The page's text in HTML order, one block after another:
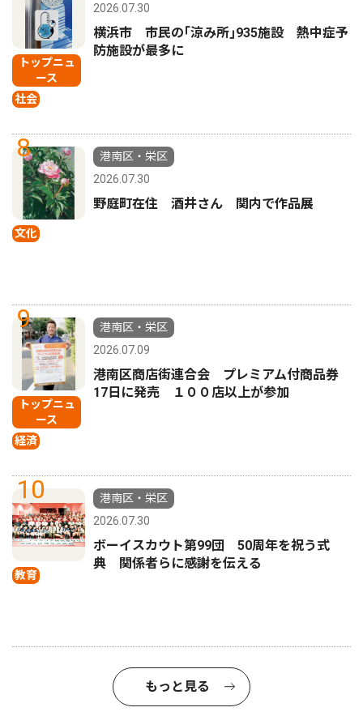
トップニュ
ース
社会
2026.07.30
横浜市 市民の｢涼み所｣935施設 熱中症予
防施設が最多に
8
文化
港南区・栄区
2026.07.30
野庭町在住 酒井さん 関内で作品展
9
トップニュ
ース
経済
港南区・栄区
2026.07.09
港南区商店街連合会 プレミアム付商品券
17日に発売 １００店以上が参加
10
教育
港南区・栄区
2026.07.30
ボーイスカウト第99団 50周年を祝う式
典 関係者らに感謝を伝える
もっと見る